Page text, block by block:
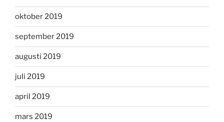
oktober 2019
september 2019
augusti 2019
juli 2019
april 2019
mars 2019